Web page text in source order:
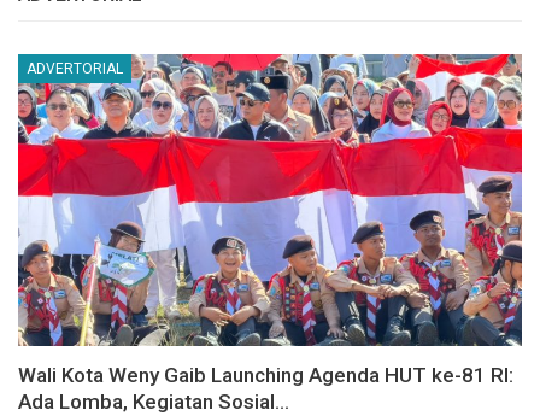
ADVERTORIAL
Wali Kota Weny Gaib Launching Agenda HUT ke-81 RI:
Ada Lomba, Kegiatan Sosial…